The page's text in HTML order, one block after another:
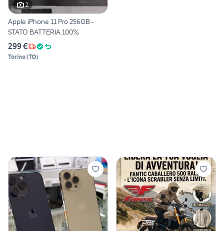
2
Apple iPhone 11 Pro 256GB -
STATO BATTERIA 100%
299 €
Torino(TO)